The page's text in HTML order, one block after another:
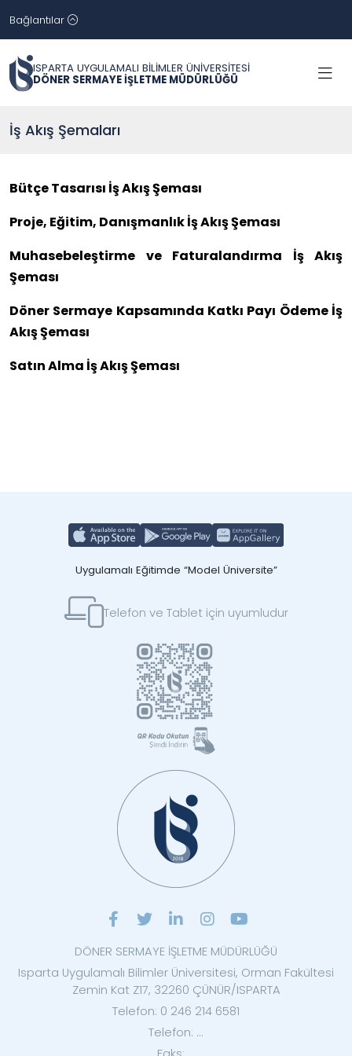
Bağlantılar
ISPARTA UYGULAMALI BİLİMLER ÜNİVERSİTESİ
DÖNER SERMAYE İŞLETME MÜDÜRLÜĞÜ
İş Akış Şemaları
Bütçe Tasarısı İş Akış Şeması
Proje, Eğitim, Danışmanlık İş Akış Şeması
Muhasebeleştirme ve Faturalandırma İş Akış
Şeması
Döner Sermaye Kapsamında Katkı Payı Ödeme İş
Akış Şeması
Satın Alma İş Akış Şeması
Uygulamalı Eğitimde “Model Üniversite”
Telefon ve Tablet için uyumludur
DÖNER SERMAYE İŞLETME MÜDÜRLÜĞÜ
Isparta Uygulamalı Bilimler Üniversitesi, Orman Fakültesi
Zemin Kat Z17, 32260 ÇÜNÜR/ISPARTA
Telefon: 0 246 214 6581
Telefon: ...